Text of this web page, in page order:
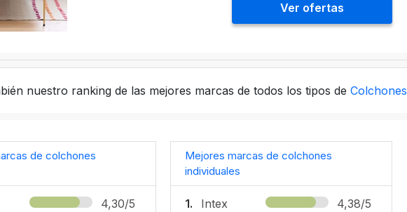
Ver ofertas
nuestro ranking de las mejores marcas de todos los tipos de Colchones
de colchones
4,30/5
Mejores marcas de colchones
individuales
1. Intex
4,38/5